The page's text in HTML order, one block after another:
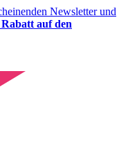
Newsletter und
auf den